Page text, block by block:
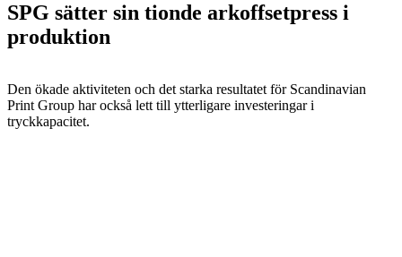
SPG sätter sin tionde arkoffsetpress i
produktion
Den ökade aktiviteten och det starka resultatet för Scandinavian
Print Group har också lett till ytterligare investeringar i
tryckkapacitet.